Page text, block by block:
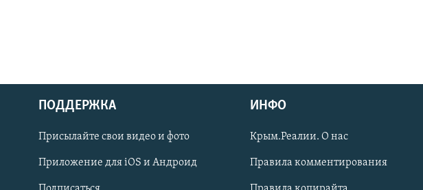
Українською
Qırımtatar
ПОДДЕРЖКА
Присылайте свои видео и фото
Приложение для iOS и Андроид
ИНФО
Крым.Реалии. О нас
Правила комментирования